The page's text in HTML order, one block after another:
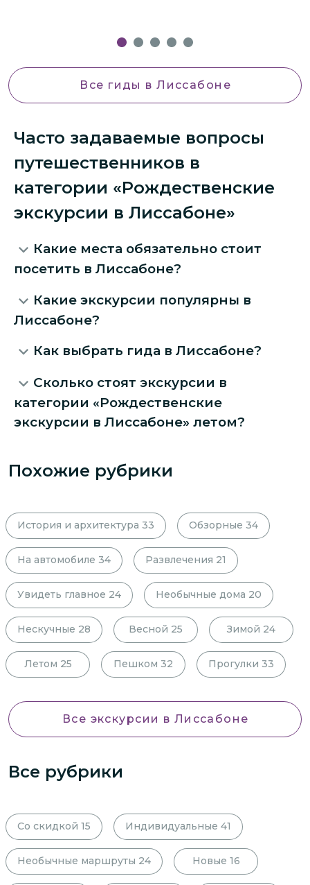
Все гиды в Лиссабоне
Часто задаваемые вопросы
путешественников в
категории «Рождественские
экскурсии в Лиссабоне»
Какие места обязательно стоит
посетить в Лиссабоне?
Какие экскурсии популярны в
Лиссабоне?
Как выбрать гида в Лиссабоне?
Сколько стоят экскурсии в
категории «Рождественские
экскурсии в Лиссабоне» летом?
Похожие рубрики
История и архитектура 33 Обзорные 34
На автомобиле 34 Развлечения 21
Увидеть главное 24 Необычные дома 20
Нескучные 28 Весной 25 Зимой 24
Летом 25 Пешком 32 Прогулки 33
Все экскурсии в Лиссабоне
Все рубрики
Со скидкой 15 Индивидуальные 41
Необычные маршруты 24 Новые 16